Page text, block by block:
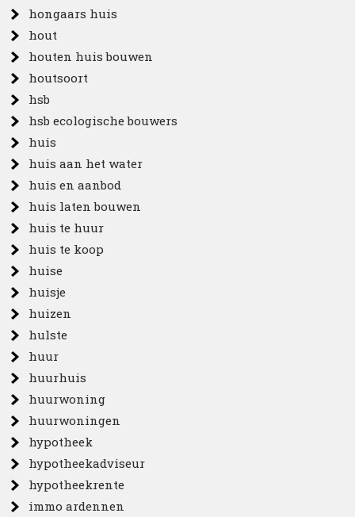
hongaars huis
hout
houten huis bouwen
houtsoort
hsb
hsb ecologische bouwers
huis
huis aan het water
huis en aanbod
huis laten bouwen
huis te huur
huis te koop
huise
huisje
huizen
hulste
huur
huurhuis
huurwoning
huurwoningen
hypotheek
hypotheekadviseur
hypotheekrente
immo ardennen